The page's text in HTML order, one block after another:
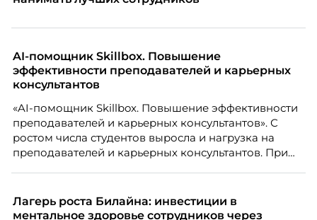
AI-помощник Skillbox. Повышение
эффективности преподавателей и карьерных
консультантов
«AI-помощник Skillbox. Повышение эффективности
преподавателей и карьерных консультантов». С
ростом числа студентов выросла и нагрузка на
преподавателей и карьерных консультантов. При
повысить эффективность сотрудников, ускорить
процессы, сохранить качество поддержки и
Лагерь роста Билайна: инвестиции в
ментальное здоровье сотрудников через